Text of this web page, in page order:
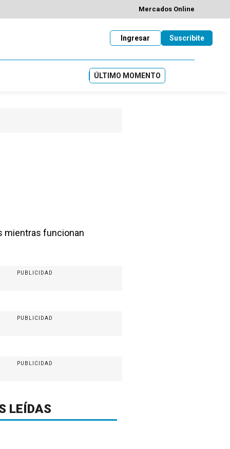
Mercados Online
Suscribite
Ingresar
ÚLTIMO MOMENTO
mientras funcionan
PUBLICIDAD
PUBLICIDAD
PUBLICIDAD
LEÍDAS